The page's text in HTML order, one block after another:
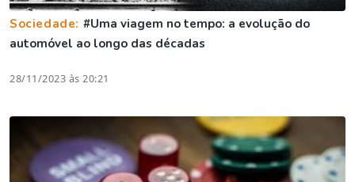
Sociedade: #Uma viagem no tempo: a evolução do
automóvel ao longo das décadas
28/11/2023 às 20:21